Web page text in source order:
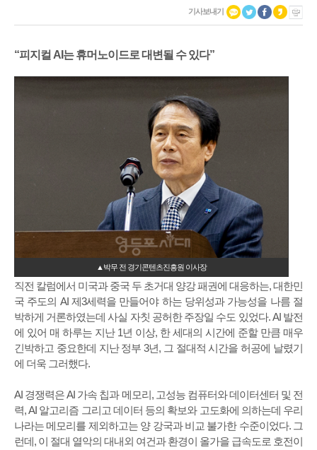
기사보내기
“피지컬 AI는 휴머노이드로 대변될 수 있다”
▲박무 전 경기콘텐츠진흥원 이사장
직전 칼럼에서 미국과 중국 두 초거대 양강 패권에 대응하는, 대한민
국 주도의 AI 제3세력을 만들어야 하는 당위성과 가능성을 나름 절
박하게 거론하였는데 사실 자칫 공허한 주장일 수도 있었다. AI 발전
에 있어 매 하루는 지난 1년 이상, 한 세대의 시간에 준할 만큼 매우
긴박하고 중요한데 지난 정부 3년, 그 절대적 시간을 허공에 날렸기
에 더욱 그러했다.
AI 경쟁력은 AI 가속 칩과 메모리, 고성능 컴퓨터와 데이터센터 및 전
력, AI 알고리즘 그리고 데이터 등의 확보와 고도화에 의하는데 우리
나라는 메모리를 제외하고는 양 강국과 비교 불가한 수준이었다. 그
런데, 이 절대 열악의 대내외 여건과 환경이 올가을 급속도로 호전이